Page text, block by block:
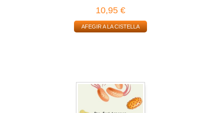
10,95 €
AFEGIR A LA CISTELLA